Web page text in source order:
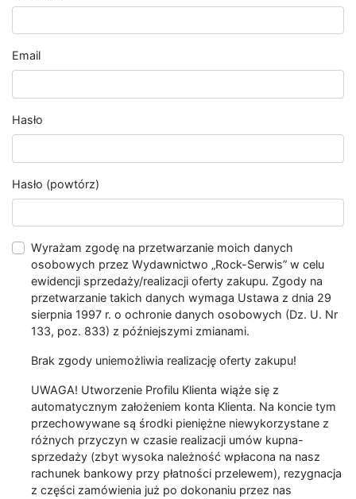
Email
Hasło
Hasło (powtórz)
Wyrażam zgodę na przetwarzanie moich danych
osobowych przez Wydawnictwo „Rock-Serwis” w celu
ewidencji sprzedaży/realizacji oferty zakupu. Zgody na
przetwarzanie takich danych wymaga Ustawa z dnia 29
sierpnia 1997 r. o ochronie danych osobowych (Dz. U. Nr
133, poz. 833) z późniejszymi zmianami.
Brak zgody uniemożliwia realizację oferty zakupu!
UWAGA! Utworzenie Profilu Klienta wiąże się z
automatycznym założeniem konta Klienta. Na koncie tym
przechowywane są środki pieniężne niewykorzystane z
różnych przyczyn w czasie realizacji umów kupna-
sprzedaży (zbyt wysoka należność wpłacona na nasz
rachunek bankowy przy płatności przelewem), rezygnacja
z części zamówienia już po dokonaniu przez nas